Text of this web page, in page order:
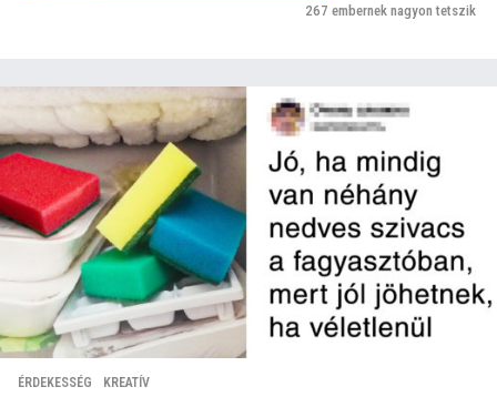
267 embernek nagyon tetszik
ÉRDEKESSÉG ,KREATÍV